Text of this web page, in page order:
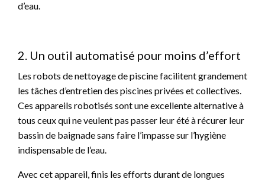
d’eau.
2. Un outil automatisé pour moins d’effort
Les robots de nettoyage de piscine facilitent grandement
les tâches d’entretien des piscines privées et collectives.
Ces appareils robotisés sont une excellente alternative à
tous ceux qui ne veulent pas passer leur été à récurer leur
bassin de baignade sans faire l’impasse sur l’hygiène
indispensable de l’eau.
Avec cet appareil, finis les efforts durant de longues